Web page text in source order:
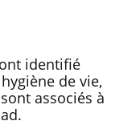
identifié
de vie,
associés à